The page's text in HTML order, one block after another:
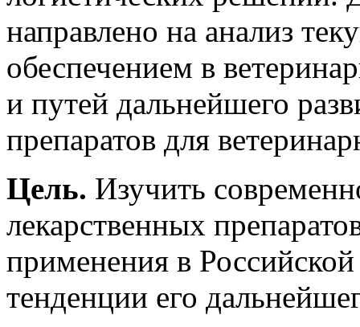
направлено на анализ
обеспечением в
и путей дальнейшего
препаратов для
Цель. Изучить
лекарственных
применения в
тенденции его